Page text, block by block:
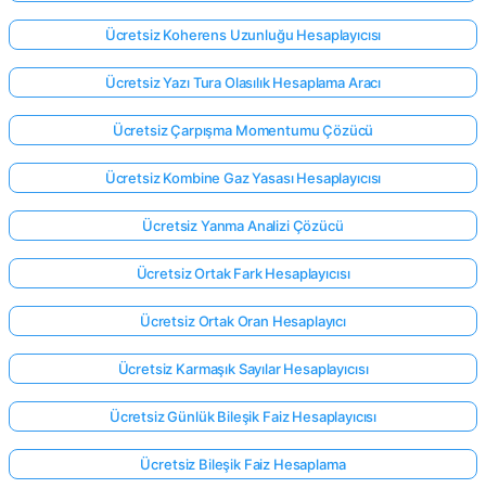
Ücretsiz Koherens Uzunluğu Hesaplayıcısı
Ücretsiz Yazı Tura Olasılık Hesaplama Aracı
Ücretsiz Çarpışma Momentumu Çözücü
Ücretsiz Kombine Gaz Yasası Hesaplayıcısı
Ücretsiz Yanma Analizi Çözücü
Ücretsiz Ortak Fark Hesaplayıcısı
Ücretsiz Ortak Oran Hesaplayıcı
Ücretsiz Karmaşık Sayılar Hesaplayıcısı
Ücretsiz Günlük Bileşik Faiz Hesaplayıcısı
Ücretsiz Bileşik Faiz Hesaplama